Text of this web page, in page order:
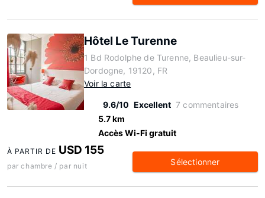
Hôtel Le Turenne
1 Bd Rodolphe de Turenne, Beaulieu-sur-
Dordogne, 19120, FR
Voir la carte
9.6/10 Excellent 7 commentaires
5.7 km
Accès Wi-Fi gratuit
À PARTIR DE USD 155
par chambre / par nuit Sélectionner